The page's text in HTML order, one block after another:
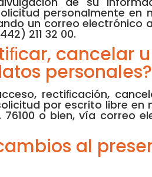
personalmente
un correo electrónico
211 32 00.
cancelar
personales?
rectiﬁcación,
por escrito libre en
76100 o bien, vía correo
al